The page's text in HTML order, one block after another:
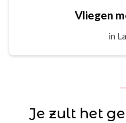
Vliegen
in
Je zult het